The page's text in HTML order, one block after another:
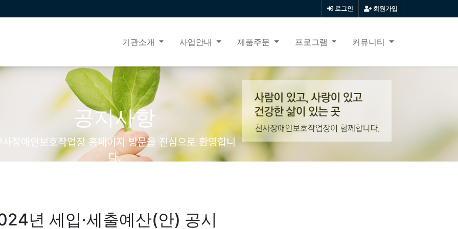
회원가입
로그인
기관소개 사업안내 제품주문 프로그램 커뮤니티
공지사항
장애인보호작업장 홈페이지 방문을 진심으로 환영합니
다.
년 세입·세출예산(안) 공시